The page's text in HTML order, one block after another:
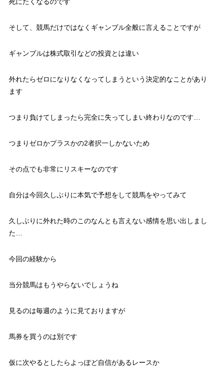
そして、競馬だけではなくギャンブル全般に言えることですが
ギャンブルは株式取引などの投資とは違い
外れたらゼロになりなくなってしまうという決定的なことがあり
ます
つまり負けてしまったら完全に失ってしまい終わりなのです…
つまりゼロかプラスかの2者択一しかないため
その点でも非常にリスキーなのです
自分は今回久しぶりに本気で予想をして競馬をやってみて
久しぶりに外れた時のこのなんとも言えない感情を思い出しまし
た…
今回の経験から
当分競馬はもうやらないでしょうね
見るのは毎週のように見ておりますが
馬券を買うのは別です
仮に次やるとしたらよっぽど自信があるレースか